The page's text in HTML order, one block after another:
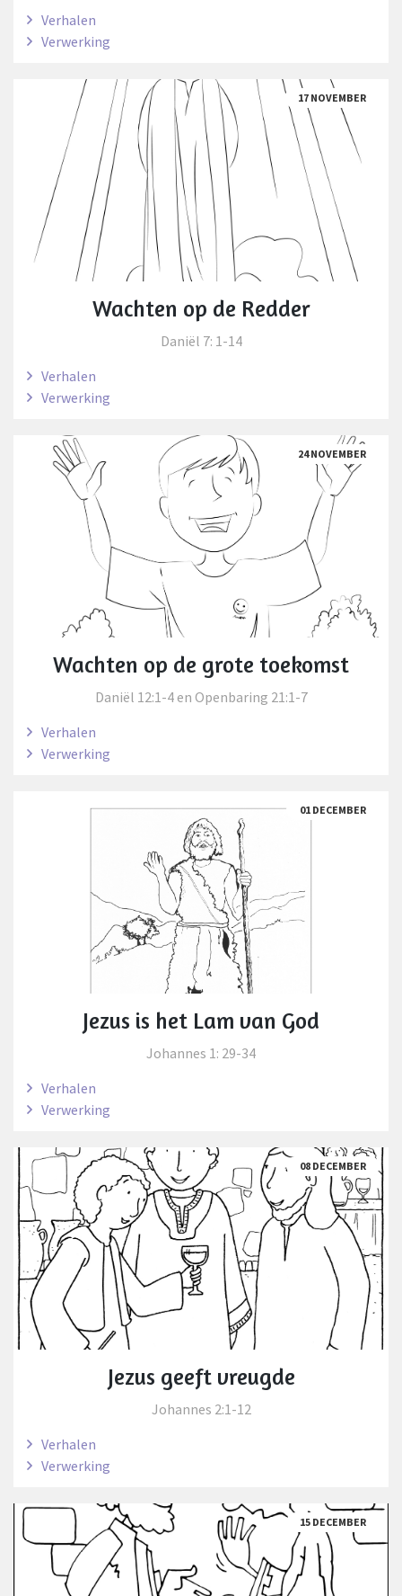
Verhalen
Verwerking
17 NOVEMBER
Wachten op de Redder
Daniël 7: 1-14
Verhalen
Verwerking
24 NOVEMBER
Wachten op de grote toekomst
Daniël 12:1-4 en Openbaring 21:1-7
Verhalen
Verwerking
01 DECEMBER
Jezus is het Lam van God
Johannes 1: 29-34
Verhalen
Verwerking
08 DECEMBER
Jezus geeft vreugde
Johannes 2:1-12
Verhalen
Verwerking
15 DECEMBER